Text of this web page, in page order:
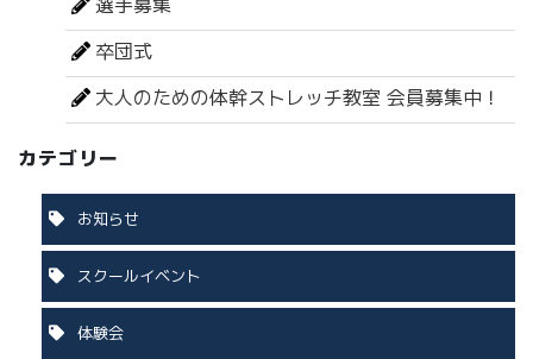
卒団式
大人のための体幹ストレッチ教室 会員募集中！
カテゴリー
お知らせ
スクールイベント
体験会